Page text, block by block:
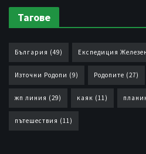
Тагове
България (49) Експедиция
Източни Родопи (9) Родопите (27)
жп линия (29) каяк (11)
пътешествия (11)